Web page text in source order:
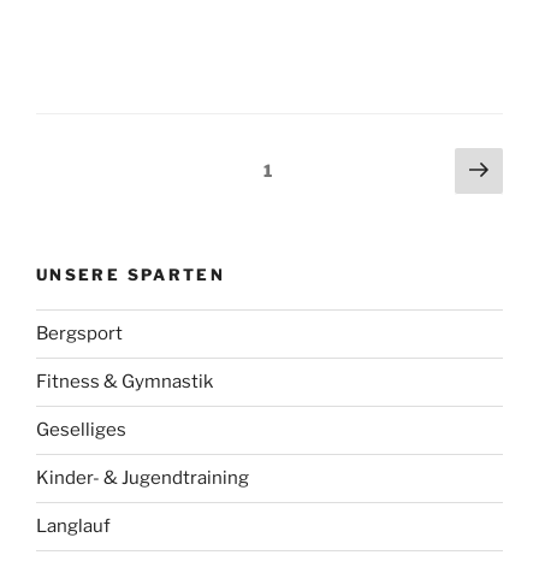
Seite1
UNSERE SPARTEN
Bergsport
Fitness & Gymnastik
Geselliges
Kinder- & Jugendtraining
Langlauf